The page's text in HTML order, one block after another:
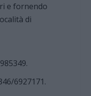
e fornendo
di
6927171.